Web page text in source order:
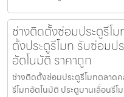
ช่างติดตั้งซ่อมประตูรีโ
ตั้งประตูรีโมท รับซ่อมป
อัตโนมัติ ราคาถูก
ช่างติดตั้งซ่อมประตูรีโมทตลาด
รีโมทอัตโนมัติ ประตูบานเลื่อนรีโ